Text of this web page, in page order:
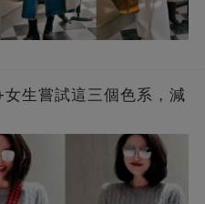
生嘗試這三個色系，減